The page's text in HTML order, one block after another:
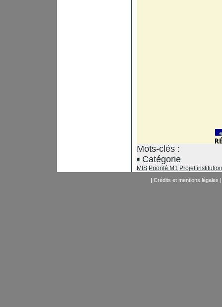
Mots-clés :
Catégorie
MIS Priorité M1 Projet
| Crédits et mentions légales